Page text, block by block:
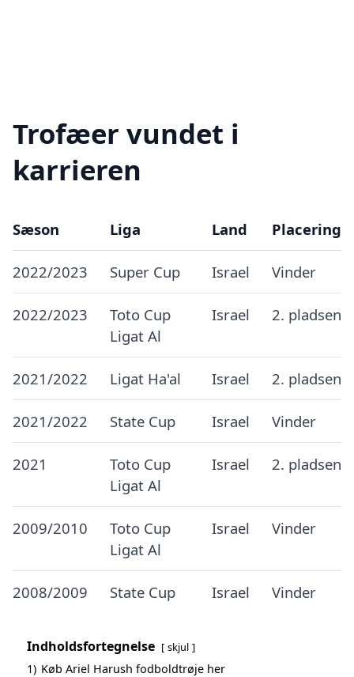
Trofæer vundet i
karrieren
Sæson Liga Land Placering
2022/2023 Super Cup Israel Vinder
2022/2023
Toto Cup
Ligat Al
Israel 2. pladsen
2021/2022 Ligat Ha'al Israel 2. pladsen
2021/2022 State Cup Israel Vinder
2021
Toto Cup
Ligat Al
Israel 2. pladsen
2009/2010
Toto Cup
Ligat Al
Israel Vinder
2008/2009 State Cup Israel Vinder
Indholdsfortegnelse skjul
1) Køb Ariel Harush fodboldtrøje her